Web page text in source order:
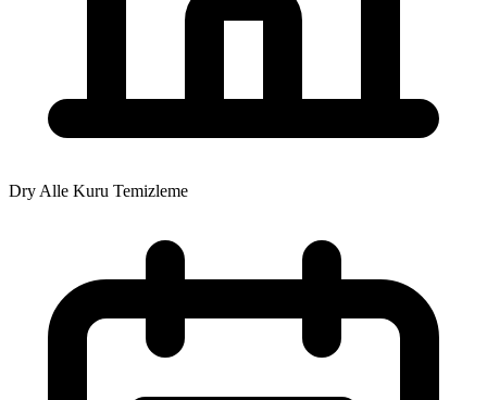
Dry Alle Kuru Temizleme